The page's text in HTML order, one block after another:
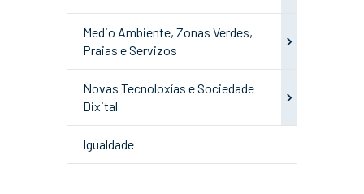
Medio Ambiente, Zonas Verdes,
Praias e Servizos
Novas Tecnoloxías e Sociedade
Dixital
Igualdade